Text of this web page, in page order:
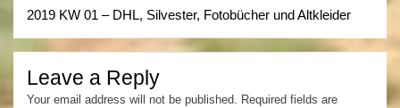
2019 KW 01 – DHL, Silvester, Fotobücher und Altkleider
Leave a Reply
Your email address will not be published. Required fields are